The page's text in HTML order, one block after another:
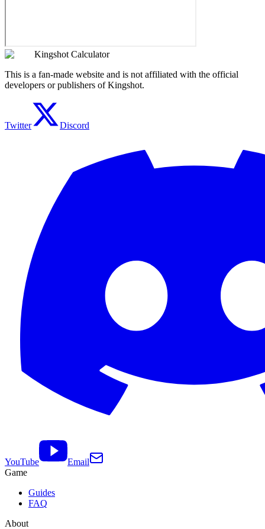
Kingshot Calculator
This is a fan-made website and is not affiliated with the official
developers or publishers of Kingshot.
Twitter Discord
YouTube
Email
Game
Guides
FAQ
About